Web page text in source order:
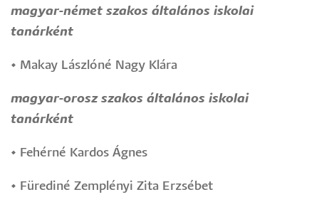
magyar-német szakos általános iskolai
tanárként
• Makay Lászlóné Nagy Klára
magyar-orosz szakos általános iskolai
tanárként
• Fehérné Kardos Ágnes
• Fürediné Zemplényi Zita Erzsébet